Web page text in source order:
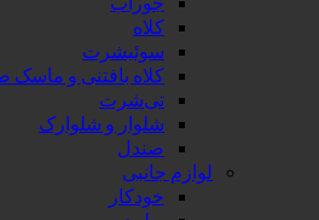
کلاه
سوئیشرت
کلاه بافتنی و
تی‌شرت
شلوار و شلوارک
صندل
لوازم جانبی
خودکار